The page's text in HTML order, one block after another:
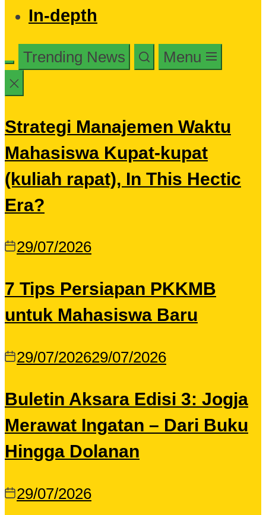
In-depth
Trending News Menu
Strategi Manajemen Waktu
Mahasiswa Kupat-kupat
(kuliah rapat), In This Hectic
Era?
29/07/2026
7 Tips Persiapan PKKMB
untuk Mahasiswa Baru
29/07/202629/07/2026
Buletin Aksara Edisi 3: Jogja
Merawat Ingatan – Dari Buku
Hingga Dolanan
29/07/2026